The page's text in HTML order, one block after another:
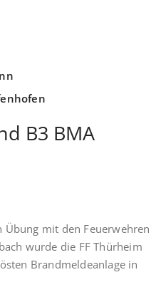
B3 BMA
Übung mit den Feuerwehren
wurde die FF Thürheim
Brandmeldeanlage in